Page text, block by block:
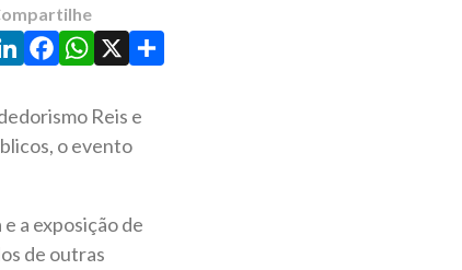
Facebook
WhatsApp
X Share
Reis e
o evento
a exposição de
de outras